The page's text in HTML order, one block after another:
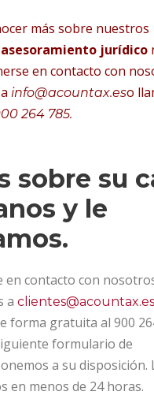
más sobre nuestros
asesoramiento jurídico
en contacto con
info@acountax.eso
264 785.
sobre su
y le
en contacto con
a clientes@acountax.es
forma gratuita al 900
formulario de
a su disposición.
en menos de 24 horas.